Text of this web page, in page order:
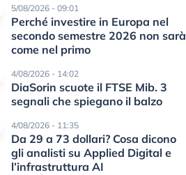
5/08/2026 - 09:01
Perché investire in Europa nel
secondo semestre 2026 non sarà
come nel primo
4/08/2026 - 14:02
DiaSorin scuote il FTSE Mib. 3
segnali che spiegano il balzo
4/08/2026 - 11:35
Da 29 a 73 dollari? Cosa dicono
gli analisti su Applied Digital e
l’infrastruttura AI